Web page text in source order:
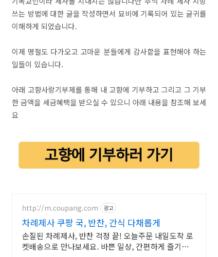
쓰는 방법에 대한 글을 작성하면서 묘비에 기록되어 있는 글귀를
이해하게 되었습니다.
이제 명절도 다가오고 고마운 분들에게 감사함을 표현해야 하는
일들이 있습니다.
아래 고향사랑기부제를 통해 내 고향에 기부하고 그리고 그 기부
한 금액을 세금혜택을 받으실 수 있으니 아래 내용을 참조해 보세
요
http://m.coupang.com 광고
차례제사 쿠팡 국, 반찬, 간식 다채롭게
손질된 차례제사, 반찬 걱정 끝! 오늘주문 내일도착 로
켓배송으로 만나보세요. 바쁜 일상, 간편하게 즐기는